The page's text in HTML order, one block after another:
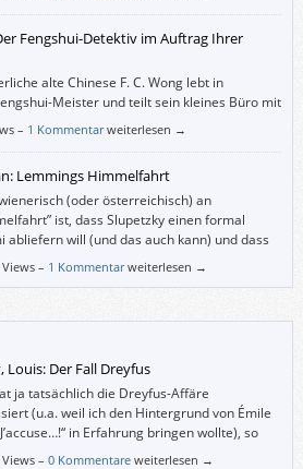
Fengshui-Detektiv im Auftrag Ihrer
alte Chinese F. C. Wong lebt in
Meister und teilt sein kleines Büro mit
jungen Assistentin Joyce und seiner
einem Verbrechen umfasst, passiert es
diese Verbrechen auch gleich
– 1 Kommentar weiterlesen →
Lemmings Himmelfahrt
(oder österreichisch) an
ist, dass Slupetzky einen formal
abliefern will (und das auch kann) und dass
ohne sich selbstverliebt in seine
– 1 Kommentar weiterlesen →
Louis: Der Fall Dreyfus
ja tatsächlich die Dreyfus-Affäre
(u.a. weil ich den Hintergrund von Émile
in Erfahrung bringen wollte), so
allerdings auch wieder nicht. Wie mag es da
Views – 0 Kommentare weiterlesen →